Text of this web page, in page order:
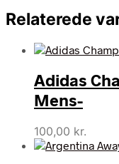
Relaterede
Adidas
Mens-
100,00 kr.